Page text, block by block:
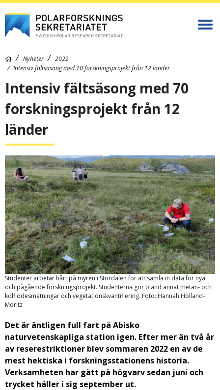
Nyheter
2022
Intensiv fältsäsong med 70 forskningsprojekt från 12 länder
Intensiv fältsäsong med 70
forskningsprojekt från 12
länder
Studenter arbetar hårt på myren i Stordalen för att samla in data för nya
och pågående forskningsprojekt. Studenterna gör bland annat metan- och
kolflödesmätningar och vegetationskvantifiering. Foto: Hannah Holland-
Moritz
Det är äntligen full fart på Abisko
naturvetenskapliga station igen. Efter mer än två år
av reserestriktioner blev sommaren 2022 en av de
mest hektiska i forskningsstationens historia.
Verksamheten har gått på högvarv sedan juni och
trycket håller i sig september ut.